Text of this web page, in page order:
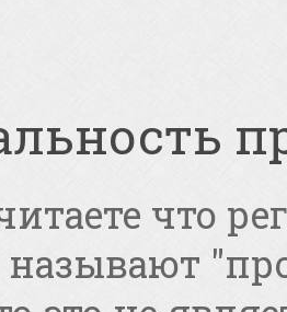
что
называют